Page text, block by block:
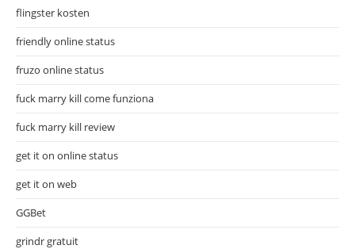
flingster kosten
friendly online status
fruzo online status
fuck marry kill come funziona
fuck marry kill review
get it on online status
get it on web
GGBet
grindr gratuit